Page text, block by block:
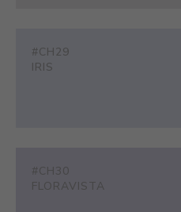
#CH29
IRIS
#CH30
FLORAVISTA